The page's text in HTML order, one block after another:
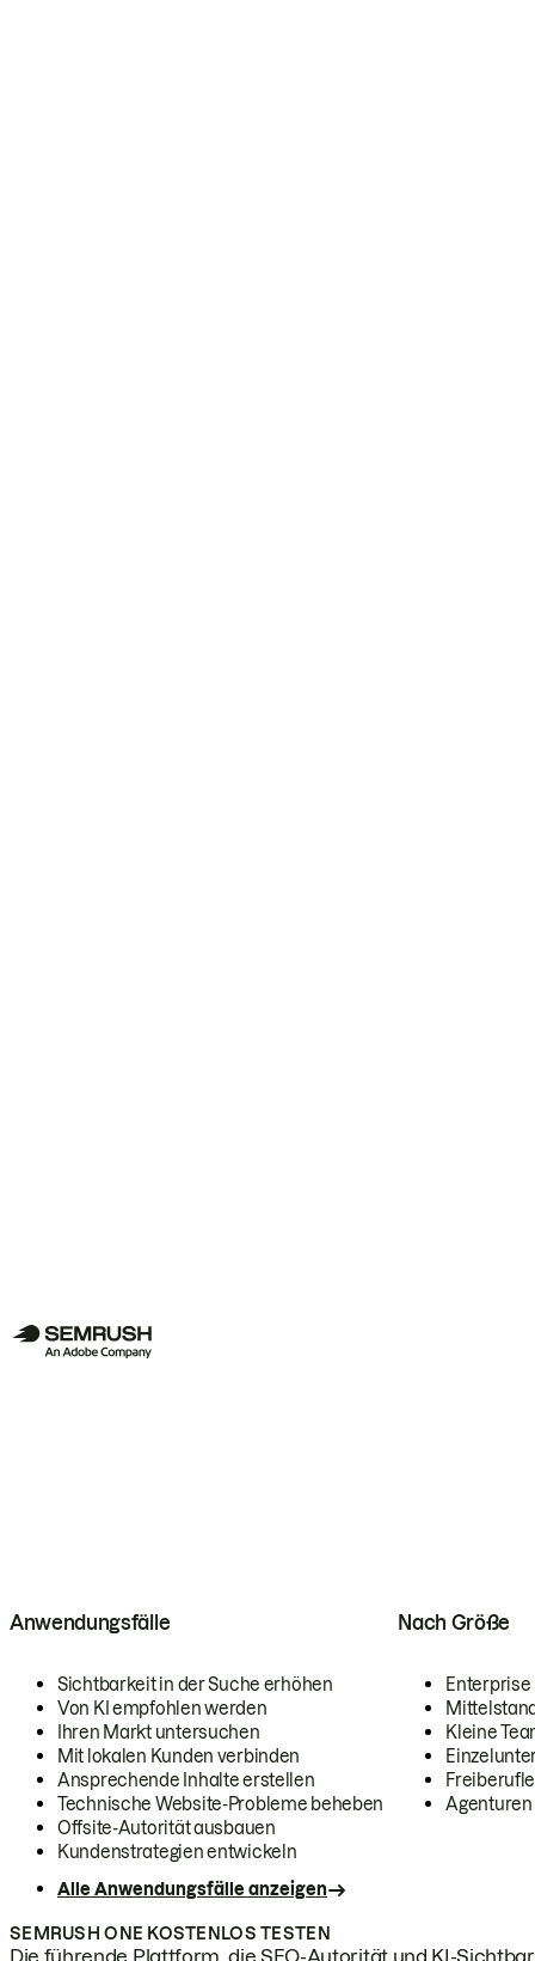
Anwendungsfälle
Sichtbarkeit in der Suche erhöhen
Von KI empfohlen werden
Ihren Markt untersuchen
Mit lokalen Kunden verbinden
Ansprechende Inhalte erstellen
Technische Website-Probleme beheben
Offsite-Autorität ausbauen
Kundenstrategien entwickeln
Alle Anwendungsfälle anzeigen
Nach Größe
Enterprise
Kleine
Agenturen
SEMRUSH ONE KOSTENLOS TESTEN
Die führende Plattform, die SEO-Autorität und KI-